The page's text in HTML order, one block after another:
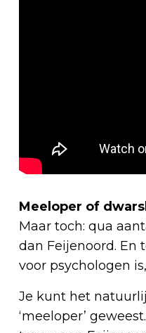
Meeloper of
Maar toch: qua
dan Feijenoord. En
voor psychologen
Je kunt het
‘meeloper’